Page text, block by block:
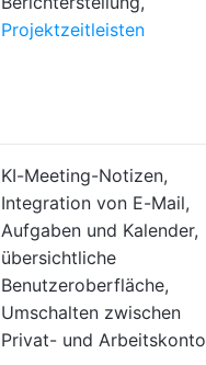
Projektzeitleisten
KI-Meeting-Notizen,
Integration von E-Mail,
Aufgaben und Kalender,
übersichtliche
Benutzeroberfläche,
Umschalten zwischen
Privat- und Arbeitskonto